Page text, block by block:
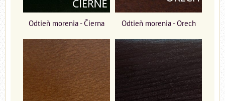
Odtieň morenia - Čierna Odtieň morenia - Orech